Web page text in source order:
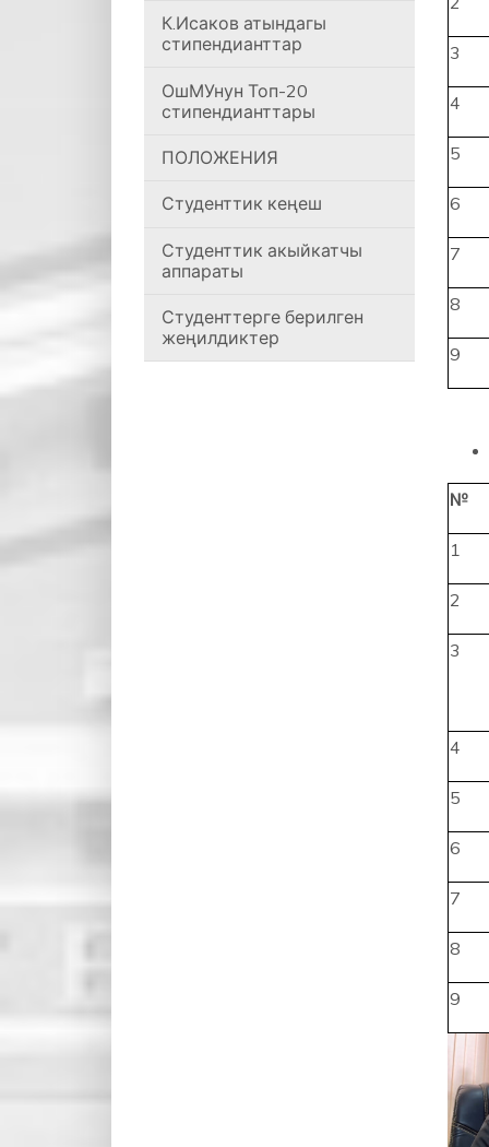
К.Исаков атындагы
стипендианттар
ОшМУнун Топ-20
стипендианттары
ПОЛОЖЕНИЯ
Студенттик кеңеш
Студенттик акыйкатчы
аппараты
Студенттерге берилген
жеңилдиктер
3
4
5
6
7
8
9
№
1
2
3
4
5
6
7
8
9